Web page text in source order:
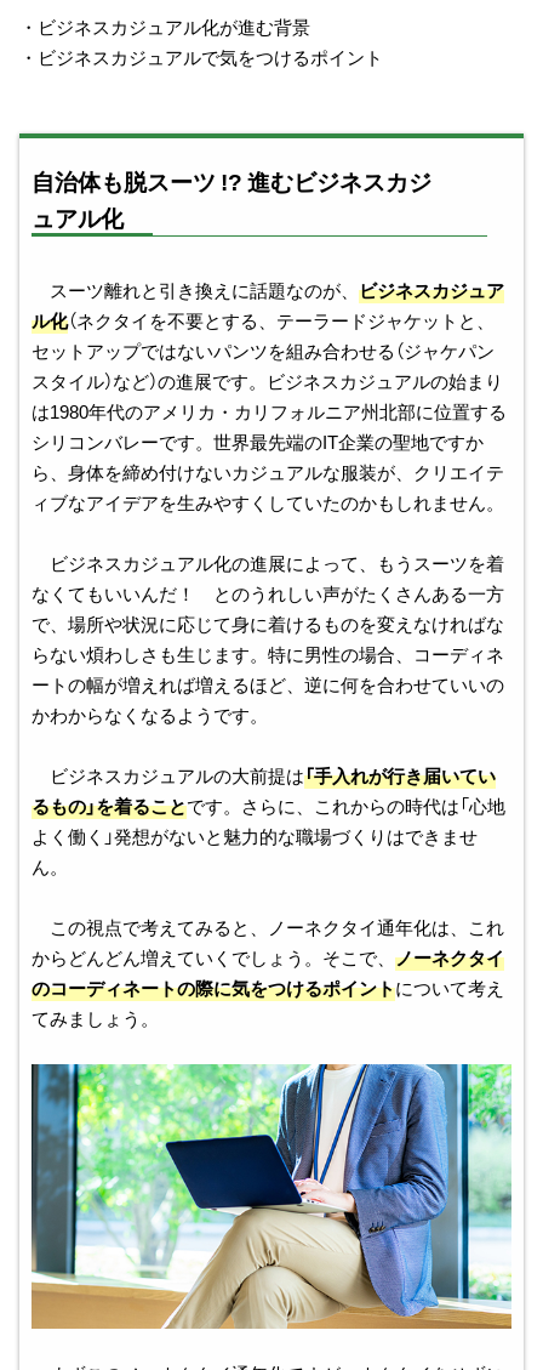
・ビジネスカジュアル化が進む背景
・ビジネスカジュアルで気をつけるポイント
自治体も脱スーツ !? 進むビジネスカジ
ュアル化
スーツ離れと引き換えに話題なのが、 ビジネスカジュア
ル化（ネクタイを不要とする、テーラードジャケットと、
セットアップではないパンツを組み合わせる（ジャケパン
スタイル）など）の進展です。ビジネスカジュアルの始まり
は1980年代のアメリカ・カリフォルニア州北部に位置する
シリコンバレーです。世界最先端のIT企業の聖地ですか
ら、身体を締め付けないカジュアルな服装が、クリエイテ
ィブなアイデアを生みやすくしていたのかもしれません。
ビジネスカジュアル化の進展によって、もうスーツを着
なくてもいいんだ！ とのうれしい声がたくさんある一方
で、場所や状況に応じて身に着けるものを変えなければな
らない煩わしさも生じます。特に男性の場合、コーディネ
ートの幅が増えれば増えるほど、逆に何を合わせていいの
かわからなくなるようです。
ビジネスカジュアルの大前提は「手入れが行き届いてい
るもの」を着ることです。さらに、これからの時代は「心地
よく働く」発想がないと魅力的な職場づくりはできませ
ん。
この視点で考えてみると、ノーネクタイ通年化は、これ
からどんどん増えていくでしょう。そこで、 ノーネクタイ
のコーディネートの際に気をつけるポイントについて考え
てみましょう。